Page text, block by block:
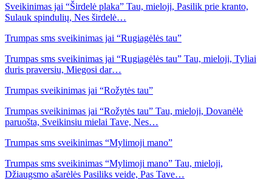
Sveikinimas jai “Širdelė plaka” Tau, mieloji, Pasilik prie kranto,
Sulauk spindulių, Nes širdelė…
Trumpas sms sveikinimas jai “Rugiagėlės tau”
Trumpas sms sveikinimas jai “Rugiagėlės tau” Tau, mieloji, Tyliai
duris praversiu, Miegosi dar…
Trumpas sveikinimas jai “Rožytės tau”
Trumpas sveikinimas jai “Rožytės tau” Tau, mieloji, Dovanėlė
paruošta, Sveikinsiu mielai Tave, Nes…
Trumpas sms sveikinimas “Mylimoji mano”
Trumpas sms sveikinimas “Mylimoji mano” Tau, mieloji,
Džiaugsmo ašarėlės Pasiliks veide, Pas Tave…